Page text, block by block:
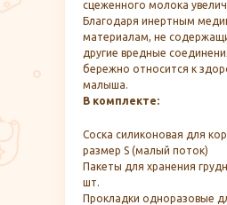
сцеженного молока
Благодаря инертным
материалам, не
другие вредные
бережно относится к
малыша.
В комплекте:
Соска силиконовая для
размер S (малый поток)
Пакеты для хранения
шт.
Прокладки одноразовые